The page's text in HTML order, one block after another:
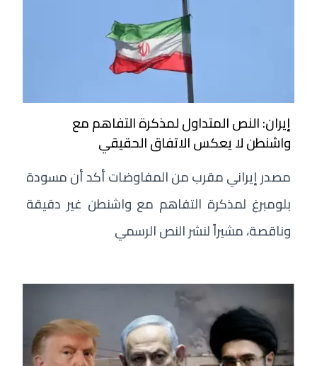
إيران: النص المتداول لمذكرة التفاهم مع
واشنطن لا يعكس الاتفاق الحقيقي
مصدر إيراني مقرب من المفاوضات أكد أن مسودة
بلومبرغ لمذكرة التفاهم مع واشنطن غير دقيقة
وناقصة، مشيراً لنشر النص الرسمي